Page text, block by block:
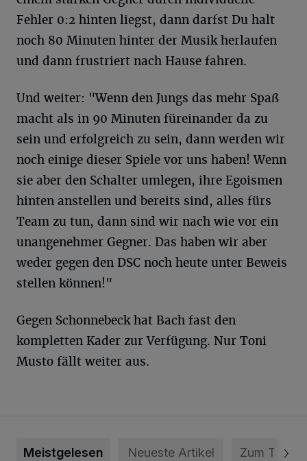
Fehler 0:2 hinten liegst, dann darfst Du halt
noch 80 Minuten hinter der Musik herlaufen
und dann frustriert nach Hause fahren.
Und weiter: "Wenn den Jungs das mehr Spaß
macht als in 90 Minuten füreinander da zu
sein und erfolgreich zu sein, dann werden wir
noch einige dieser Spiele vor uns haben! Wenn
sie aber den Schalter umlegen, ihre Egoismen
hinten anstellen und bereits sind, alles fürs
Team zu tun, dann sind wir nach wie vor ein
unangenehmer Gegner. Das haben wir aber
weder gegen den DSC noch heute unter Beweis
stellen können!"
Gegen Schonnebeck hat Bach fast den
kompletten Kader zur Verfügung. Nur Toni
Musto fällt weiter aus.
Meistgelesen Neueste Artikel Zum Thema